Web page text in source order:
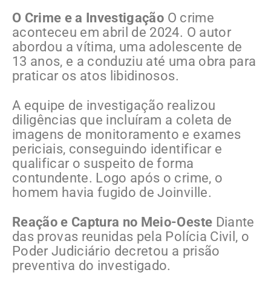
O Crime e a Investigação O crime
aconteceu em abril de 2024. O autor
abordou a vítima, uma adolescente de
13 anos, e a conduziu até uma obra para
praticar os atos libidinosos.
A equipe de investigação realizou
diligências que incluíram a coleta de
imagens de monitoramento e exames
periciais, conseguindo identificar e
qualificar o suspeito de forma
contundente. Logo após o crime, o
homem havia fugido de Joinville.
Reação e Captura no Meio-Oeste Diante
das provas reunidas pela Polícia Civil, o
Poder Judiciário decretou a prisão
preventiva do investigado.